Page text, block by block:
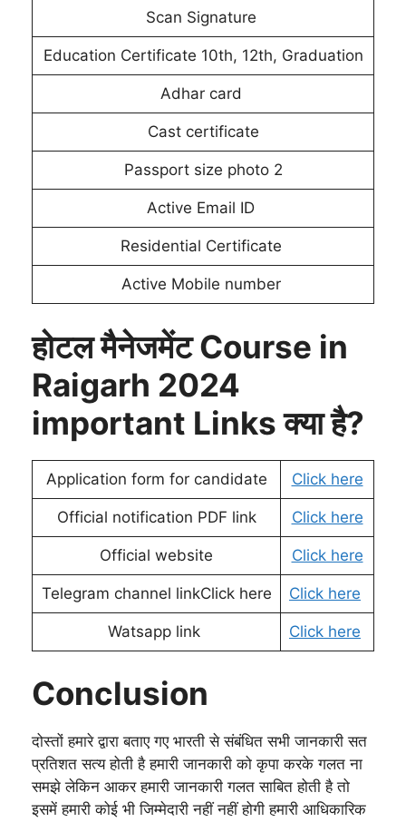
Scan Signature
Education Certificate 10th, 12th, Graduation
Adhar card
Cast certificate
Passport size photo 2
Active Email ID
Residential Certificate
Active Mobile number
होटल मैनेजमेंट Course in
Raigarh 2024
important Links क्या है?
Application form for candidate Click here
Official notification PDF link Click here
Official website Click here
Telegram channel linkClick here Click here
Watsapp link Click here
Conclusion
दोस्तों हमारे द्वारा बताए गए भारती से संबंधित सभी जानकारी सत
प्रतिशत सत्य होती है हमारी जानकारी को कृपा करके गलत ना
समझे लेकिन आकर हमारी जानकारी गलत साबित होती है तो
इसमें हमारी कोई भी जिम्मेदारी नहीं नहीं होगी हमारी आधिकारिक